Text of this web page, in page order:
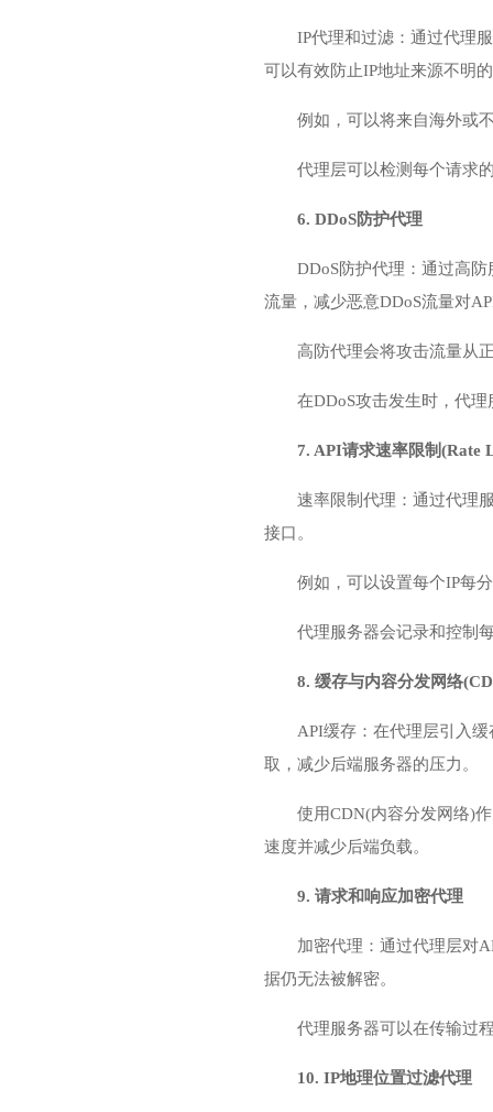
IP代理和过滤：通过代理
可以有效防止IP地址来源不明
例如，可以将来自海外或
代理层可以检测每个请求
6. DDoS防护代理
DDoS防护代理：通过高防
流量，减少恶意DDoS流量对
高防代理会将攻击流量从
在DDoS攻击发生时，代
7. API请求速率限制(Rate
速率限制代理：通过代理
接口。
例如，可以设置每个IP每
代理服务器会记录和控制
8. 缓存与内容分发网络
API缓存：在代理层引入
取，减少后端服务器的压力。
使用CDN(内容分发网络)
速度并减少后端负载。
9. 请求和响应加密代理
加密代理：通过代理层对
据仍无法被解密。
代理服务器可以在传输过
10. IP地理位置过滤代理